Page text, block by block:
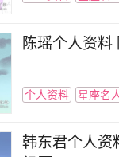
华搭档主演的
中饰演的是天
本不断奋斗的
，她在剧中饰演
陈瑶个人资料
个人资料 星座名
韩东君个人资